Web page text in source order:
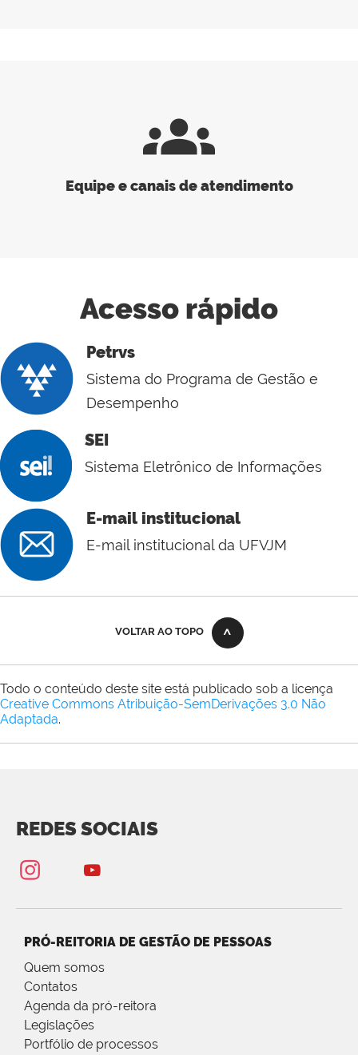
groups
Equipe e canais de atendimento
Acesso rápido
Petrvs
Sistema do Programa de Gestão e
Desempenho
SEI
Sistema Eletrônico de Informações
E-mail institucional
E-mail institucional da UFVJM
VOLTAR AO TOPO
Todo o conteúdo deste site está publicado sob a licença
Creative Commons Atribuição-SemDerivações 3.0 Não
Adaptada.
REDES SOCIAIS
PRÓ-REITORIA DE GESTÃO DE PESSOAS
Quem somos
Contatos
Agenda da pró-reitora
Legislações
Portfólio de processos